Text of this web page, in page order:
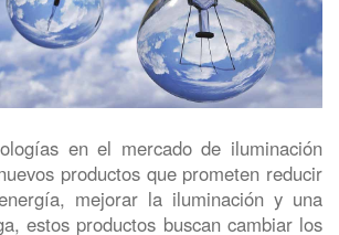
en el mercado de iluminación
productos que prometen reducir
mejorar la iluminación y una
estos productos buscan cambiar los